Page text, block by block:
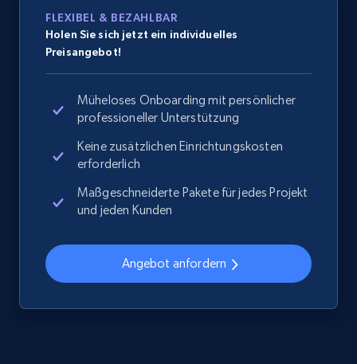
2.1K+ 375+ Jetzt anfangen
Amazon products global dataset -
Collecting products by keyword search
Title, Seller name, Brand, Description, Initial
price, Currency, Availability, Reviews count, and
Amazon products global dataset - Collects
FLEXIBEL & BEZAHLBAR
Holen Sie sich jetzt ein individuelles
Preisangebot!
Müheloses Onboarding mit persönlicher
professioneller Unterstützung
Keine zusätzlichen Einrichtungskosten
erforderlich
Maßgeschneiderte Pakete für jedes Projekt
und jeden Kunden
Angebot anfordern